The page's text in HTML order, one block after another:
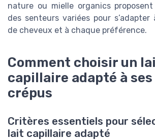
nature ou mielle organics
des senteurs variées pour
de cheveux et à chaque préférence.
Comment choisir un
capillaire adapté à ses
crépus
Critères essentiels pour
lait capillaire adapté